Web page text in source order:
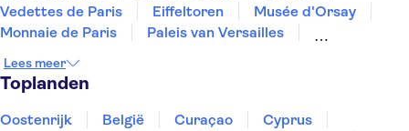
Vedettes de Paris
Eiffeltoren
Musée d'Orsay
Monnaie de Paris
Paleis van Versailles
Sainte-Chapelle en Conciergerie
Place du Trocadéro
Musée du quai Branly
Lees meer
Toplanden
Oostenrijk België Curaçao
Cyprus